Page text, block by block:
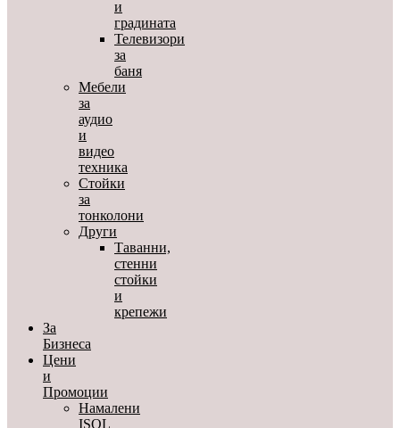
и
градината
Телевизори
за
баня
Мебели
за
аудио
и
видео
техника
Стойки
за
тонколони
Други
Таванни,
стенни
стойки
и
крепежи
За
Бизнеса
Цени
и
Промоции
Намалени
ISOL